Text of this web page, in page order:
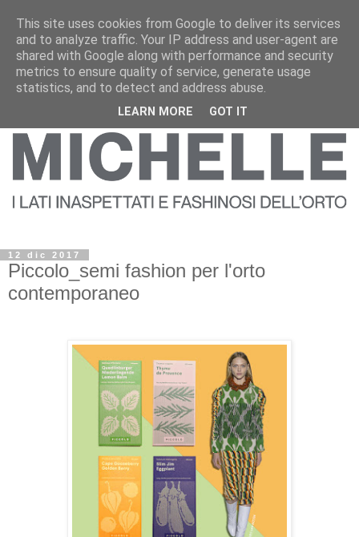
12 dic 2017
Piccolo_semi fashion per l'orto
contemporaneo
This site uses cookies from Google to deliver its services
and to analyze traffic. Your IP address and user-agent are
shared with Google along with performance and security
metrics to ensure quality of service, generate usage
statistics, and to detect and address abuse.
LEARN MORE GOT IT